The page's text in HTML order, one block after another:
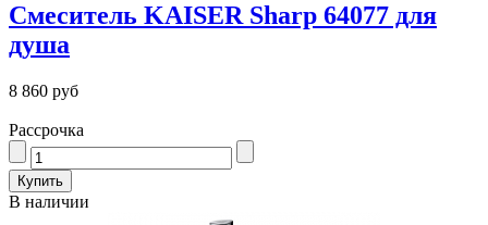
Смеситель KAISER Sharp 64077 для
душа
8 860 руб
Рассрочка
В наличии